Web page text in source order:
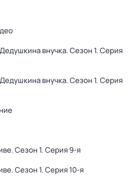
внучка. Сезон 1. Серия
внучка. Сезон 1. Серия
. Сезон 1. Серия 9-я
. Сезон 1. Серия 10-я